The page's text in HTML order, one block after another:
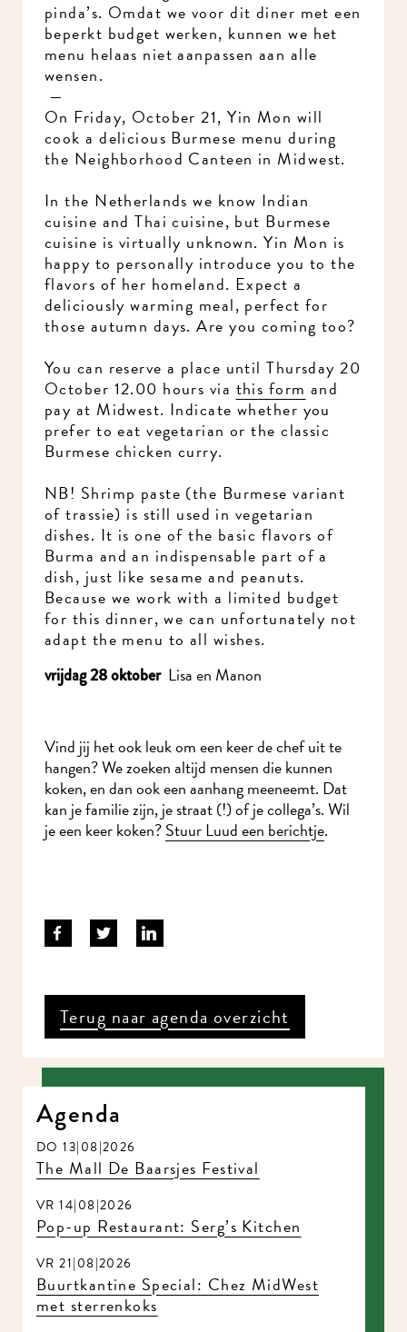
pinda’s. Omdat we voor dit diner met een
beperkt budget werken, kunnen we het
menu helaas niet aanpassen aan alle
wensen.
—
On Friday, October 21, Yin Mon will
cook a delicious Burmese menu during
the Neighborhood Canteen in Midwest.
In the Netherlands we know Indian
cuisine and Thai cuisine, but Burmese
cuisine is virtually unknown. Yin Mon is
happy to personally introduce you to the
flavors of her homeland. Expect a
deliciously warming meal, perfect for
those autumn days. Are you coming too?
You can reserve a place until Thursday 20
October 12.00 hours via this form and
pay at Midwest. Indicate whether you
prefer to eat vegetarian or the classic
Burmese chicken curry.
NB! Shrimp paste (the Burmese variant
of trassie) is still used in vegetarian
dishes. It is one of the basic flavors of
Burma and an indispensable part of a
dish, just like sesame and peanuts.
Because we work with a limited budget
for this dinner, we can unfortunately not
adapt the menu to all wishes.
vrijdag 28 oktoberLisa en Manon
Vind jij het ook leuk om een keer de chef uit te
hangen? We zoeken altijd mensen die kunnen
koken, en dan ook een aanhang meeneemt. Dat
kan je familie zijn, je straat (!) of je collega’s. Wil
je een keer koken?Stuur Luud een berichtje.
Terug naar agenda overzicht
Agenda
DO 13|08|2026
The Mall De Baarsjes Festival
VR 14|08|2026
Pop-up Restaurant: Serg’s Kitchen
VR 21|08|2026
Buurtkantine Special: Chez MidWest
met sterrenkoks